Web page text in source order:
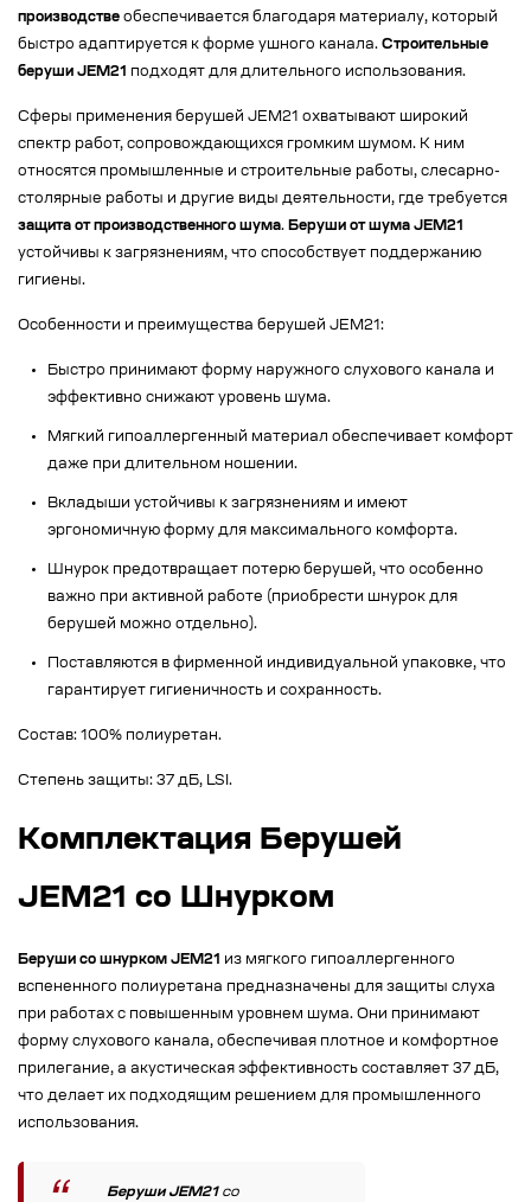
производстве обеспечивается благодаря материалу, который
быстро адаптируется к форме ушного канала. Строительные
беруши JEM21 подходят для длительного использования.
Сферы применения берушей JEM21 охватывают широкий
спектр работ, сопровождающихся громким шумом. К ним
относятся промышленные и строительные работы, слесарно-
столярные работы и другие виды деятельности, где требуется
защита от производственного шума. Беруши от шума JEM21
устойчивы к загрязнениям, что способствует поддержанию
гигиены.
Особенности и преимущества берушей JEM21:
Быстро принимают форму наружного слухового канала и
эффективно снижают уровень шума.
Мягкий гипоаллергенный материал обеспечивает комфорт
даже при длительном ношении.
Вкладыши устойчивы к загрязнениям и имеют
эргономичную форму для максимального комфорта.
Шнурок предотвращает потерю берушей, что особенно
важно при активной работе (приобрести шнурок для
берушей можно отдельно).
Поставляются в фирменной индивидуальной упаковке, что
гарантирует гигиеничность и сохранность.
Состав: 100% полиуретан.
Степень защиты: 37 дБ, LSI.
Комплектация Берушей
JEM21 со Шнурком
Беруши со шнурком JEM21 из мягкого гипоаллергенного
вспененного полиуретана предназначены для защиты слуха
при работах с повышенным уровнем шума. Они принимают
форму слухового канала, обеспечивая плотное и комфортное
прилегание, а акустическая эффективность составляет 37 дБ,
что делает их подходящим решением для промышленного
использования.
Беруши JEM21со